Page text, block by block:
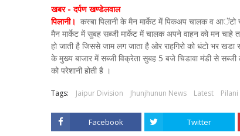
खबर - दर्पण खण्डेलवाल
पिलानी। कस्बा पिलानी के मैन मार्केट में पिकअप चालक व आॅटो
मैन मार्केट में सुबह सब्जी मार्केट में चालक अपने वाहन को मन
हो जाती है जिससे जाम लग जाता है ओर राहगिरो को धंटो भर
के मुख्य बाजार में सब्जी विक्रेता सुबह 5 बजे चिडावा मंडी से
को परेशानी होती है ।
Tags: Jaipur Division Jhunjhunun News Latest Pilani
Facebook Twitter